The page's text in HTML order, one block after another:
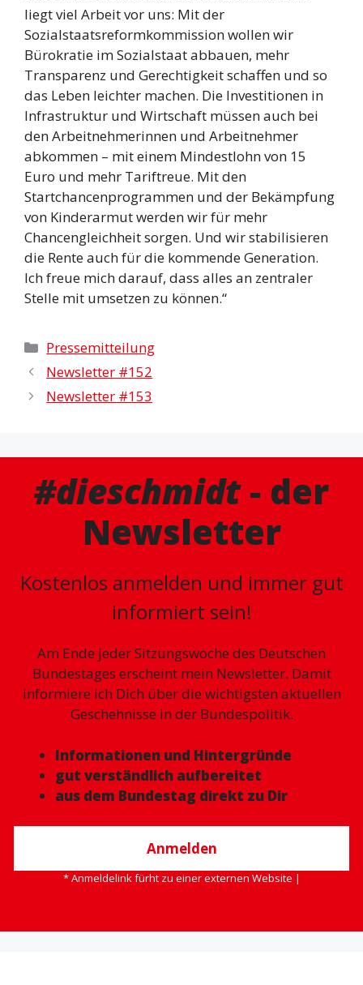
liegt viel Arbeit vor uns: Mit der
Sozialstaatsreformkommission wollen wir
Bürokratie im Sozialstaat abbauen, mehr
Transparenz und Gerechtigkeit schaffen und so
das Leben leichter machen. Die Investitionen in
Infrastruktur und Wirtschaft müssen auch bei
den Arbeitnehmerinnen und Arbeitnehmer
abkommen – mit einem Mindestlohn von 15
Euro und mehr Tariftreue. Mit den
Startchancenprogrammen und der Bekämpfung
von Kinderarmut werden wir für mehr
Chancengleichheit sorgen. Und wir stabilisieren
die Rente auch für die kommende Generation.
Ich freue mich darauf, dass alles an zentraler
Stelle mit umsetzen zu können.“
Kategorien
Pressemitteilung
Newsletter #152
Newsletter #153
#dieschmidt- der
Newsletter
Kostenlos anmelden und immer gut
informiert sein!
Am Ende jeder Sitzungswoche des Deutschen
Bundestages erscheint mein Newsletter. Damit
informiere ich Dich über die wichtigsten aktuellen
Geschehnisse in der Bundespolitik.
Informationen und Hintergründe
gut verständlich aufbereitet
aus dem Bundestag direkt zu Dir
Anmelden
* Anmeldelink fürht zu einer externen Website |